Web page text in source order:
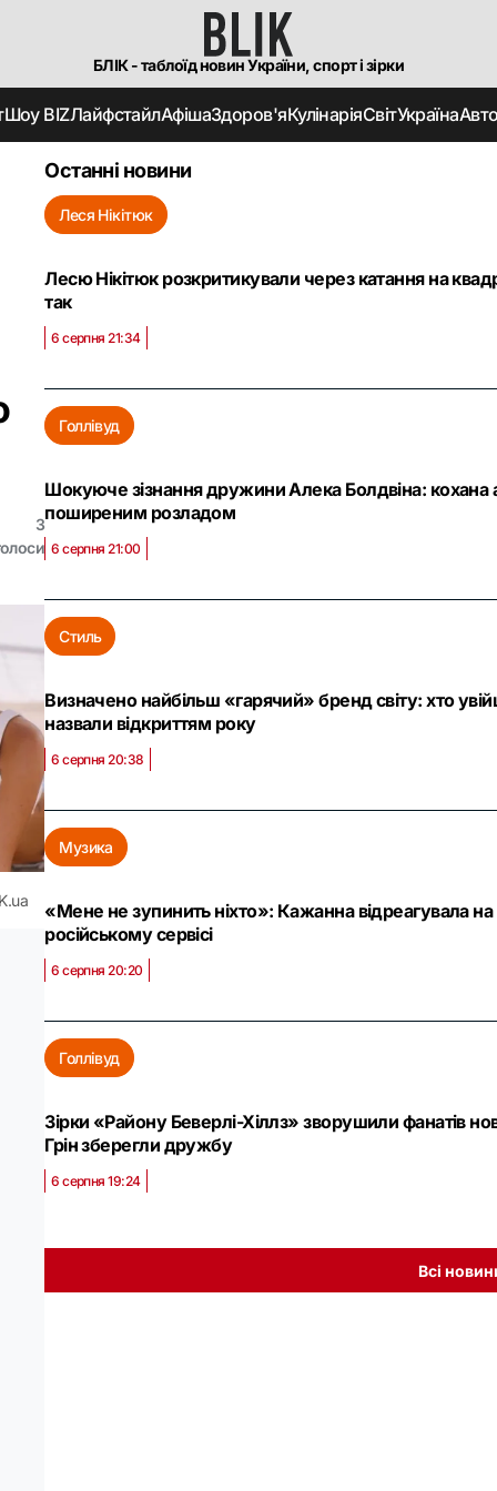
БЛІК - таблоїд новин України, спорт і зірки
Шоу BIZЛайфстайлАфішаЗдоров'яКулінаріяСвітУкраїна
3
Останні новини
Леся Нікітюк
Лесю Нікітюк розкритикували через катання на
так
6 серпня 21:34
Голлівуд
Шокуюче зізнання дружини Алека Болдвіна: кохана
поширеним розладом
6 серпня 21:00
Стиль
Визначено найбільш «гарячий» бренд світу: хто
назвали відкриттям року
6 серпня 20:38
Музика
«Мене не зупинить ніхто»: Кажанна відреагувала на
російському сервісі
6 серпня 20:20
Голлівуд
Зірки «Району Беверлі-Хіллз» зворушили фанатів
Грін зберегли дружбу
6 серпня 19:24
Всі